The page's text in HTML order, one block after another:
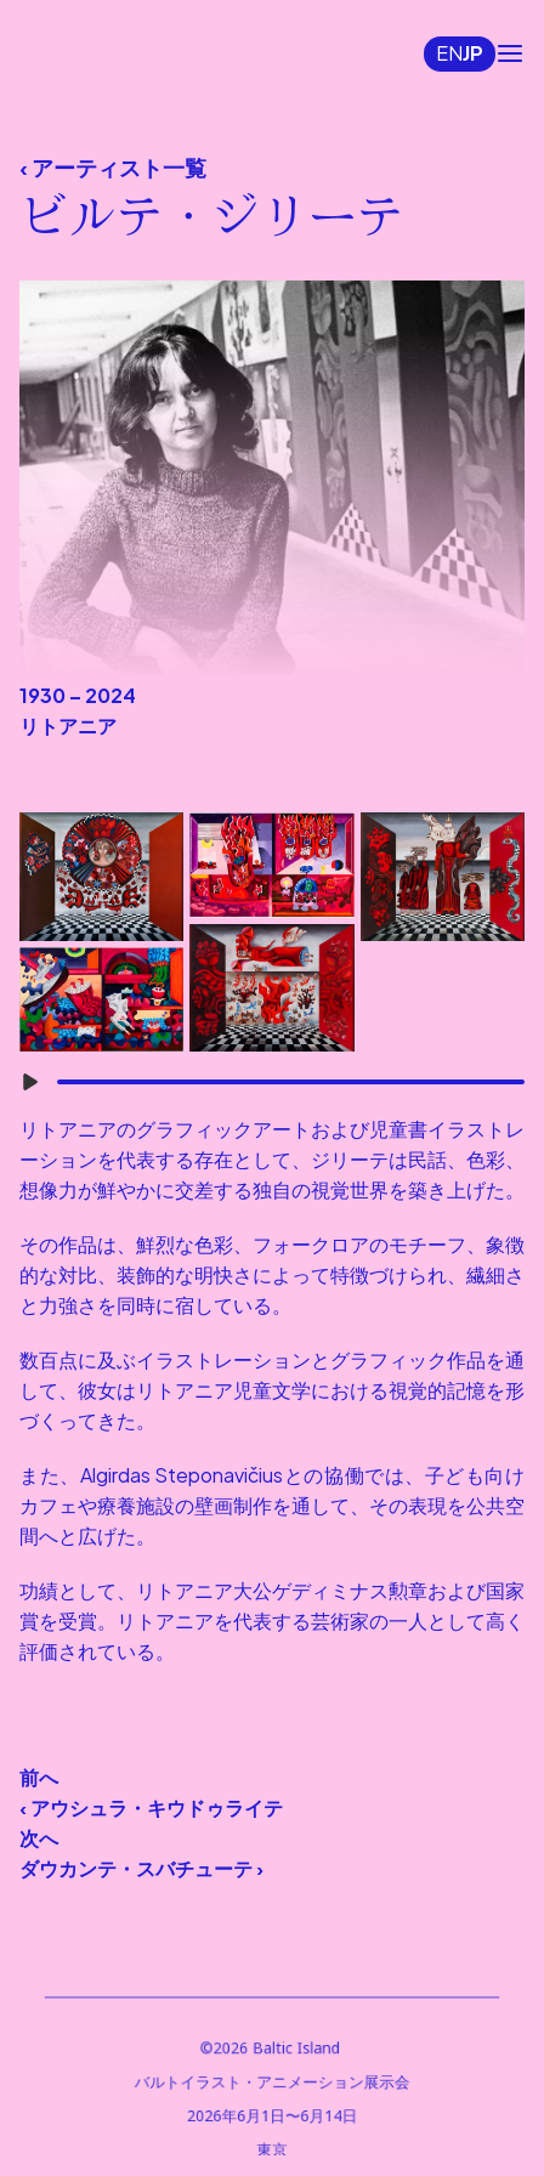
JP
EN
‹ アーティスト一覧
ビルテ・ジリーテ
1930 – 2024
リトアニア
リトアニアのグラフィックアートおよび児童書イラストレ
ーションを代表する存在として、ジリーテは民話、色彩、
想像力が鮮やかに交差する独自の視覚世界を築き上げた。
その作品は、鮮烈な色彩、フォークロアのモチーフ、象徴
的な対比、装飾的な明快さによって特徴づけられ、繊細さ
と力強さを同時に宿している。
数百点に及ぶイラストレーションとグラフィック作品を通
して、彼女はリトアニア児童文学における視覚的記憶を形
づくってきた。
また、Algirdas Steponavičiusとの協働では、子ども向け
カフェや療養施設の壁画制作を通して、その表現を公共空
間へと広げた。
功績として、リトアニア大公ゲディミナス勲章および国家
賞を受賞。リトアニアを代表する芸術家の一人として高く
評価されている。
前へ
‹ アウシュラ・キウドゥライテ
次へ
ダウカンテ・スバチューテ ›
©2026 Baltic Island
バルトイラスト・アニメーション展示会
2026年6月1日〜6月14日
東京